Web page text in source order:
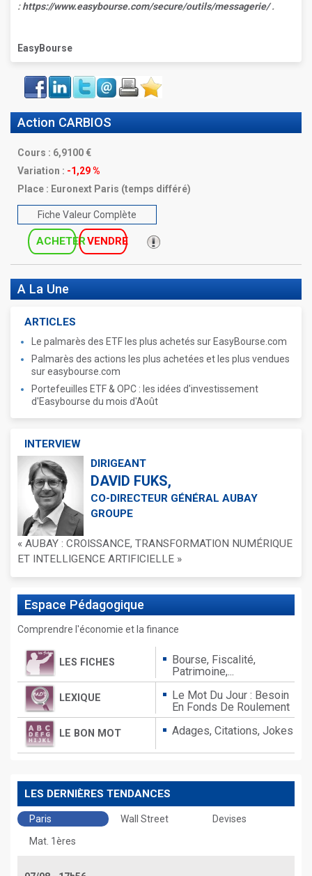
:https://www.easybourse.com/secure/outils/messagerie/.
EasyBourse
Face
book
LinkIn Twitter Envoyer ImprimerFavoris
Action CARBIOS
Cours : 6,9100
Variation : -1,29 %
Place : Euronext Paris (temps différé)
Fiche Valeur Complète
ACHETERVENDRE
A La Une
ARTICLES
Le palmarès des ETF les plus achetés sur EasyBourse.com
Palmarès des actions les plus achetées et les plus vendues
sur easybourse.com
Portefeuilles ETF & OPC : les idées d'investissement
d'Easybourse du mois d'Août
INTERVIEW
DIRIGEANT
DAVID FUKS,
CO-DIRECTEUR GÉNÉRAL AUBAY
GROUPE
« AUBAY : CROISSANCE, TRANSFORMATION NUMÉRIQUE
ET INTELLIGENCE ARTIFICIELLE »
Espace Pédagogique
Comprendre l'économie et la finance
LES FICHES
Bourse, Fiscalité,
Patrimoine,...
LEXIQUE
Le Mot Du Jour : Besoin
En Fonds De Roulement
LE BON MOT Adages, Citations, Jokes
LES DERNIÈRES TENDANCES
Paris Wall Street
Devises
Mat. 1ères